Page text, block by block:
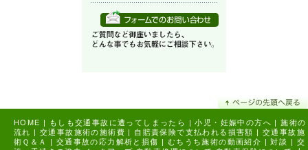
HOME | もしも交通事故に遭ってしまったら | 小児・妊娠中の方へ |
施術の
流れ | 交通事故施術の施術費 | 自賠責保険で支払われる損害額 | 交通事故施
術Ｑ＆Ａ
| 交通事故の応力解析と損傷 | むちうち施術の動画紹介 | 対談 | 交